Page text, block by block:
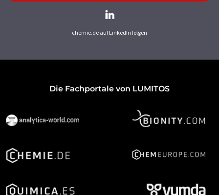
chemie.de auf LinkedIn folgen
Die Fachportale von LUMITOS